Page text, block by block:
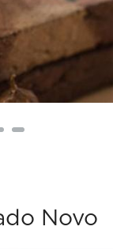
Novo